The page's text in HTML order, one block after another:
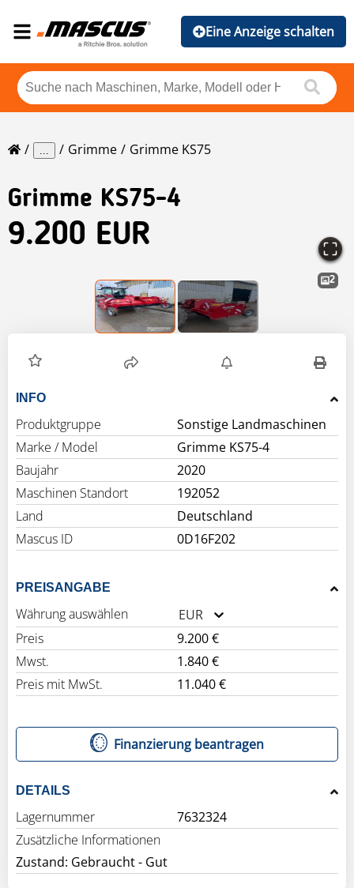
Eine Anzeige schalten
... Grimme Grimme KS75
Grimme KS75-4
9.200 EUR
2
INFO
Produktgruppe
Sonstige Landmaschinen
Marke / Model
Grimme KS75-4
Baujahr
2020
Maschinen Standort
192052
Land
Deutschland
Mascus ID
0D16F202
PREISANGABE
Währung auswählen
EUR
Preis
9.200 €
Mwst.
1.840 €
Preis mit MwSt.
11.040 €
Finanzierung beantragen
DETAILS
Lagernummer
7632324
Zusätzliche Informationen
Zustand: Gebraucht - Gut